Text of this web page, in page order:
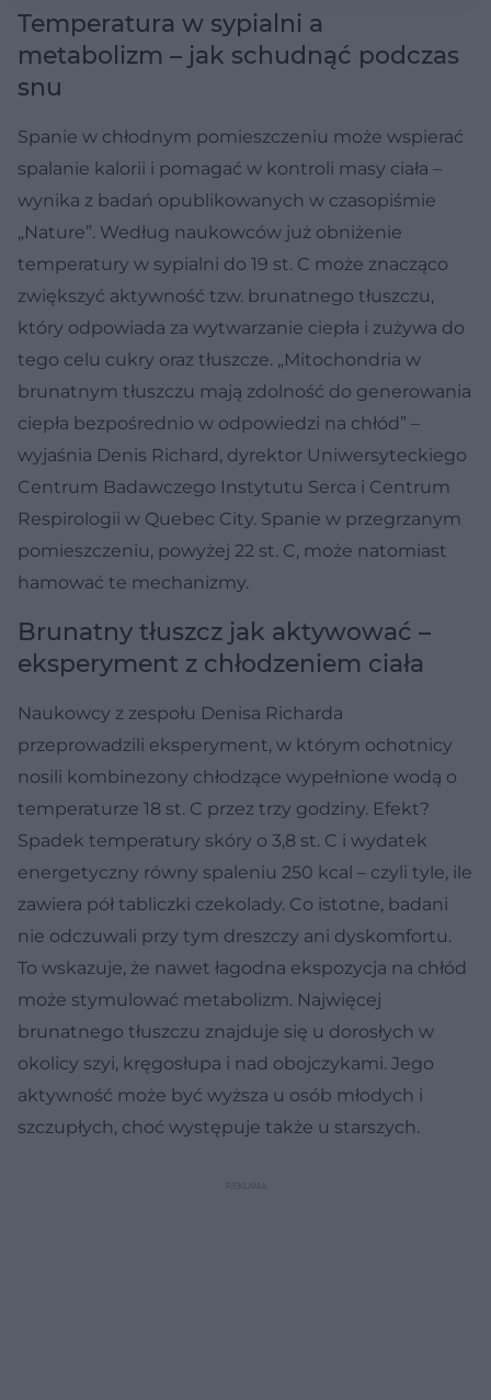
Temperatura w sypialni a
metabolizm – jak schudnąć podczas
snu
Spanie w chłodnym pomieszczeniu może wspierać
spalanie kalorii i pomagać w kontroli masy ciała –
wynika z badań opublikowanych w czasopiśmie
„Nature”. Według naukowców już obniżenie
temperatury w sypialni do 19 st. C może znacząco
zwiększyć aktywność tzw. brunatnego tłuszczu,
który odpowiada za wytwarzanie ciepła i zużywa do
tego celu cukry oraz tłuszcze. „Mitochondria w
brunatnym tłuszczu mają zdolność do generowania
ciepła bezpośrednio w odpowiedzi na chłód” –
wyjaśnia Denis Richard, dyrektor Uniwersyteckiego
Centrum Badawczego Instytutu Serca i Centrum
Respirologii w Quebec City. Spanie w przegrzanym
pomieszczeniu, powyżej 22 st. C, może natomiast
hamować te mechanizmy.
Brunatny tłuszcz jak aktywować –
eksperyment z chłodzeniem ciała
Naukowcy z zespołu Denisa Richarda
przeprowadzili eksperyment, w którym ochotnicy
nosili kombinezony chłodzące wypełnione wodą o
temperaturze 18 st. C przez trzy godziny. Efekt?
Spadek temperatury skóry o 3,8 st. C i wydatek
energetyczny równy spaleniu 250 kcal – czyli tyle, ile
zawiera pół tabliczki czekolady. Co istotne, badani
nie odczuwali przy tym dreszczy ani dyskomfortu.
To wskazuje, że nawet łagodna ekspozycja na chłód
może stymulować metabolizm. Najwięcej
brunatnego tłuszczu znajduje się u dorosłych w
okolicy szyi, kręgosłupa i nad obojczykami. Jego
aktywność może być wyższa u osób młodych i
szczupłych, choć występuje także u starszych.